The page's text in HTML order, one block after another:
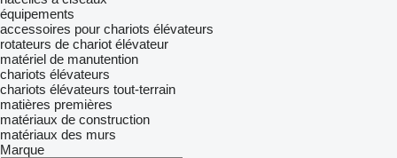
équipements
accessoires pour chariots élévateurs
rotateurs de chariot élévateur
matériel de manutention
chariots élévateurs
chariots élévateurs tout-terrain
matières premières
matériaux de construction
matériaux des murs
Marque